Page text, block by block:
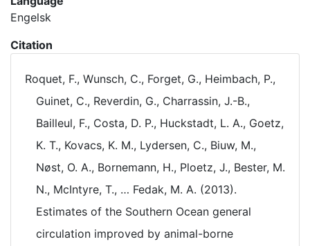
Engelsk
Citation
Roquet, F., Wunsch, C., Forget, G., Heimbach, P.,
Guinet, C., Reverdin, G., Charrassin, J.-B.,
Bailleul, F., Costa, D. P., Huckstadt, L. A., Goetz,
K. T., Kovacs, K. M., Lydersen, C., Biuw, M.,
Nøst, O. A., Bornemann, H., Ploetz, J., Bester, M.
N., McIntyre, T., … Fedak, M. A. (2013).
Estimates of the Southern Ocean general
circulation improved by animal-borne